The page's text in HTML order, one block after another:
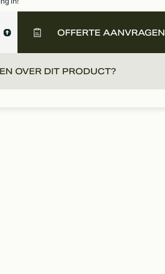
OFFERTE AANVRAGEN
OVER DIT PRODUCT?